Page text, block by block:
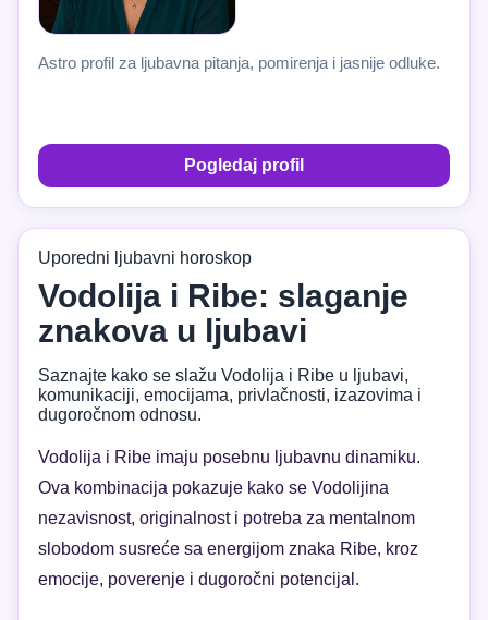
Astro profil za ljubavna pitanja, pomirenja i jasnije odluke.
Pogledaj profil
Uporedni ljubavni horoskop
Vodolija i Ribe: slaganje
znakova u ljubavi
Saznajte kako se slažu Vodolija i Ribe u ljubavi,
komunikaciji, emocijama, privlačnosti, izazovima i
dugoročnom odnosu.
Vodolija i Ribe imaju posebnu ljubavnu dinamiku.
Ova kombinacija pokazuje kako se Vodolijina
nezavisnost, originalnost i potreba za mentalnom
slobodom susreće sa energijom znaka Ribe, kroz
emocije, poverenje i dugoročni potencijal.